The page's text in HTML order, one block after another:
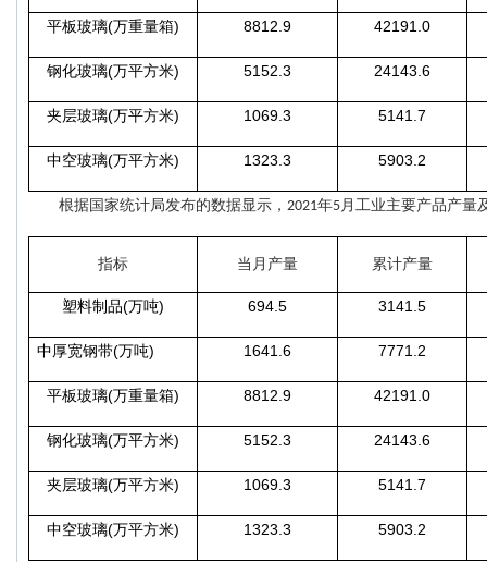
平板玻璃(万重量箱) 8812.9 42191.0
钢化玻璃(万平方米) 5152.3 24143.6
夹层玻璃(万平方米) 1069.3 5141.7
中空玻璃(万平方米) 1323.3 5903.2
根据国家统计局发布的数据显示， 2021年5 月工业主要产品产量
指标 当月产量 累计产量
塑料制品(万吨) 694.5 3141.5
中厚宽钢带(万吨) 1641.6 7771.2
平板玻璃(万重量箱) 8812.9 42191.0
钢化玻璃(万平方米) 5152.3 24143.6
夹层玻璃(万平方米) 1069.3 5141.7
中空玻璃(万平方米) 1323.3 5903.2